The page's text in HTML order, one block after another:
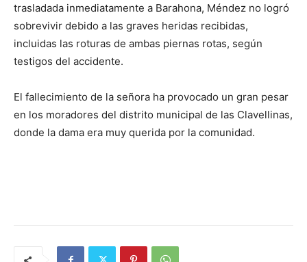
trasladada inmediatamente a Barahona, Méndez no logró
sobrevivir debido a las graves heridas recibidas,
incluidas las roturas de ambas piernas rotas, según
testigos del accidente.
El fallecimiento de la señora ha provocado un gran pesar
en los moradores del distrito municipal de las Clavellinas,
donde la dama era muy querida por la comunidad.